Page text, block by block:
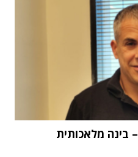
"העתיד הוא Physical AI – בינה מלאכותית